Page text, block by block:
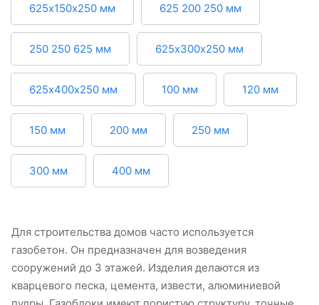
625х150х250 мм 625 200 250 мм
250 250 625 мм 625х300х250 мм
625х400х250 мм 100 мм 120 мм
150 мм 200 мм 250 мм
300 мм 400 мм
Для строительства домов часто используется
газобетон. Он предназначен для возведения
сооружений до 3 этажей. Изделия делаются из
кварцевого песка, цемента, извести, алюминиевой